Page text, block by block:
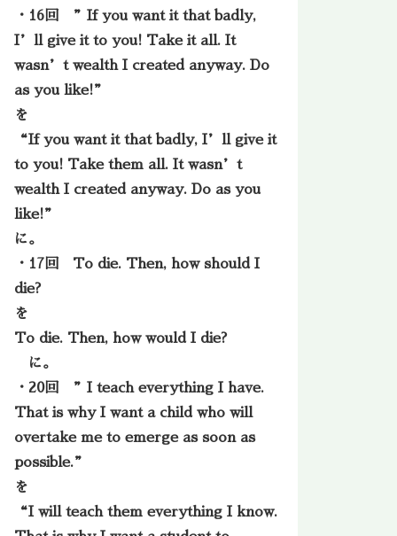
・16回 ”If you want it that badly,
I’ll give it to you! Take it all. It
wasn’t wealth I created anyway. Do
as you like!”
を
“If you want it that badly, I’ll give it
to you! Take them all. It wasn’t
wealth I created anyway. Do as you
like!”
に。
・17回 To die. Then, how should I
die?
を
To die. Then, how would I die?
に。
・20回 ”I teach everything I have.
That is why I want a child who will
overtake me to emerge as soon as
possible.”
を
“I will teach them everything I know.